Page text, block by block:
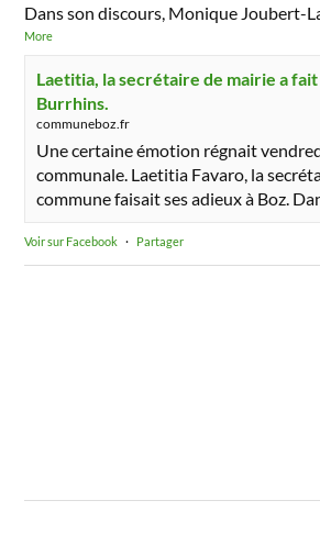
Dans son discours, Monique Joubert-
More
Laetitia, la secrétaire de mairie a fait
Burrhins.
communeboz.fr
Une certaine émotion régnait
communale. Laetitia Favaro, la
commune faisait ses adieux à Boz.
Voir sur Facebook · Partager